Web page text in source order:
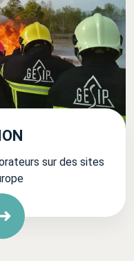
sur des sites